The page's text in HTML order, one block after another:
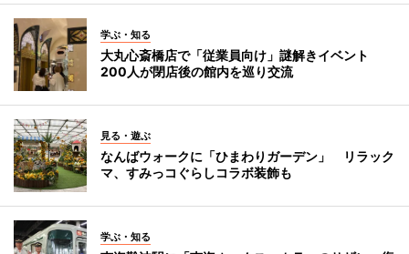
学ぶ・知る
大丸心斎橋店で「従業員向け」謎解きイベント
200人が閉店後の館内を巡り交流
見る・遊ぶ
なんばウォークに「ひまわりガーデン」 リラック
マ、すみっコぐらしコラボ装飾も
学ぶ・知る